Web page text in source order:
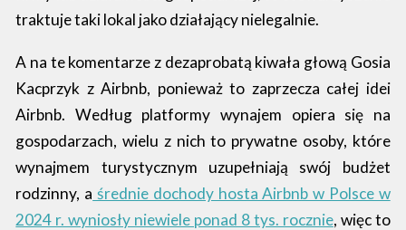
traktuje taki lokal jako działający nielegalnie.
A na te komentarze z dezaprobatą kiwała głową Gosia
Kacprzyk z Airbnb, ponieważ to zaprzecza całej idei
Airbnb. Według platformy wynajem opiera się na
gospodarzach, wielu z nich to prywatne osoby, które
wynajmem turystycznym uzupełniają swój budżet
rodzinny, a średnie dochody hosta Airbnb w Polsce w
2024 r. wyniosły niewiele ponad 8 tys. rocznie, więc to